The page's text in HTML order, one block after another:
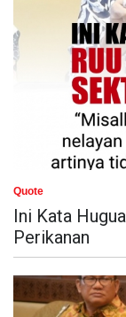
Quote
Ini Kata
Perikanan